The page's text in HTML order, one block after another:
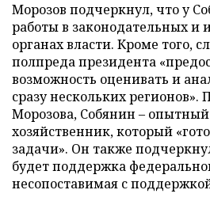
Морозов подчеркнул, что у
работы в законодательных и
органах власти. Кроме того,
полпреда президента
возможность оценивать и
сразу нескольких
Морозова, Собянин –
хозяйственник, который
задачи». Он также
будет поддержка
несопоставимая с